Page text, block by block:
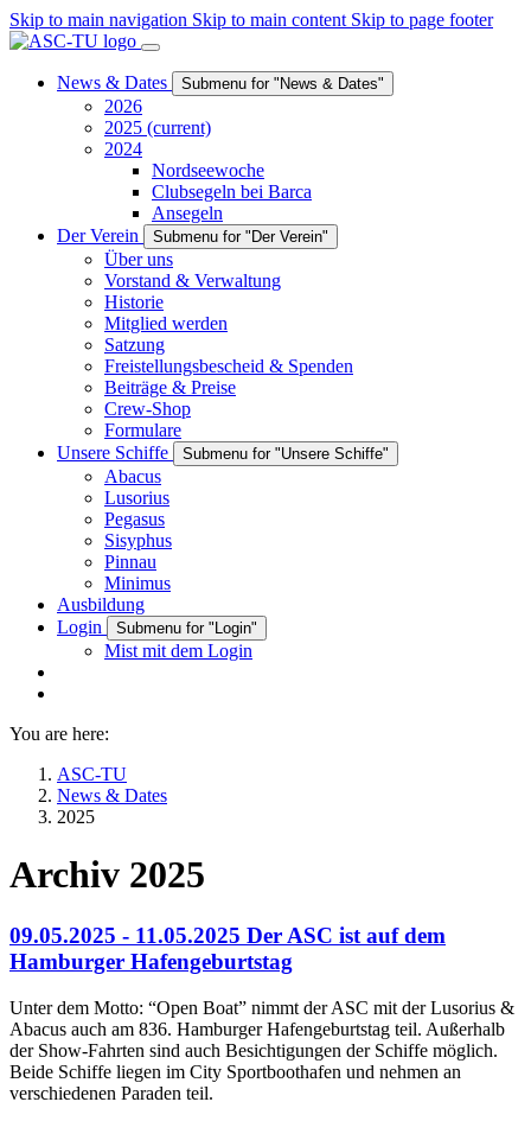
Skip to main navigation Skip to main content Skip to page footer
News & Dates Submenu for "News & Dates"
2026
2025 (current)
2024
Nordseewoche
Clubsegeln bei Barca
Ansegeln
Der Verein
Submenu for "Der Verein"
Über uns
Vorstand & Verwaltung
Historie
Mitglied werden
Satzung
Freistellungsbescheid & Spenden
Beiträge & Preise
Crew-Shop
Formulare
Unsere Schiffe
Submenu for "Unsere Schiffe"
Abacus
Lusorius
Pegasus
Sisyphus
Pinnau
Minimus
Ausbildung
Login
Submenu for "Login"
Mist mit dem Login
You are here:
ASC-TU
News & Dates
2025
Archiv 2025
09.05.2025 - 11.05.2025 Der ASC ist auf dem
Hamburger Hafengeburtstag
Unter dem Motto: “Open Boat” nimmt der ASC mit der Lusorius &
Abacus auch am 836. Hamburger Hafengeburtstag teil. Außerhalb
der Show-Fahrten sind auch Besichtigungen der Schiffe möglich.
Beide Schiffe liegen im City Sportboothafen und nehmen an
verschiedenen Paraden teil.